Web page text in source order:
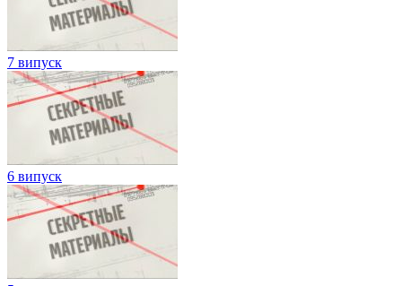
7 випуск
6 випуск